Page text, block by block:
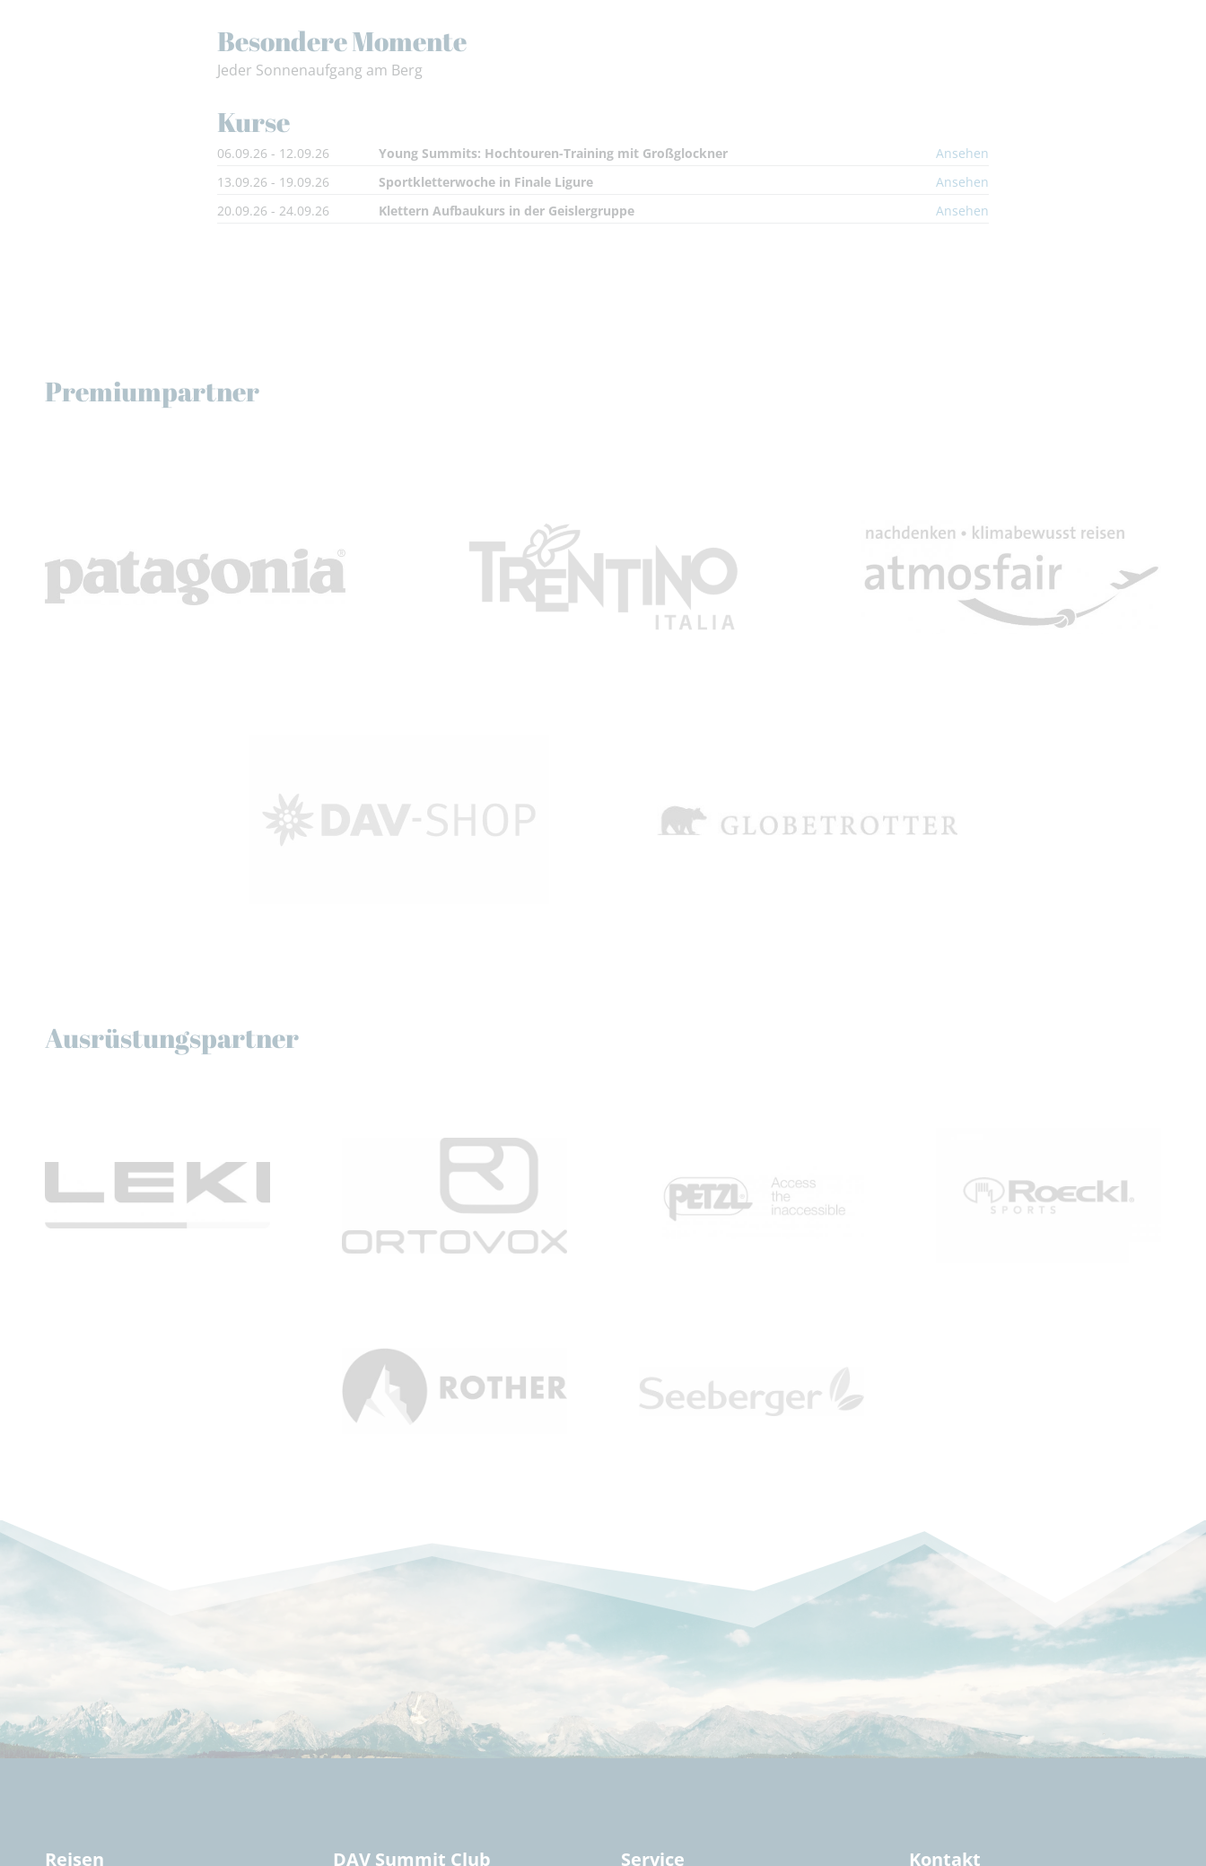
Besondere Momente
Jeder Sonnenaufgang am Berg
Kurse
06.09.26 - 12.09.26 Young Summits: Hochtouren-Training mit Großglockner
Ansehen
13.09.26 - 19.09.26
Sportkletterwoche in Finale Ligure
Ansehen
20.09.26 - 24.09.26
Klettern Aufbaukurs in der Geislergruppe Ansehen
Premiumpartner
Ausrüstungspartner
Reisen DAV Summit Club Service Kontakt